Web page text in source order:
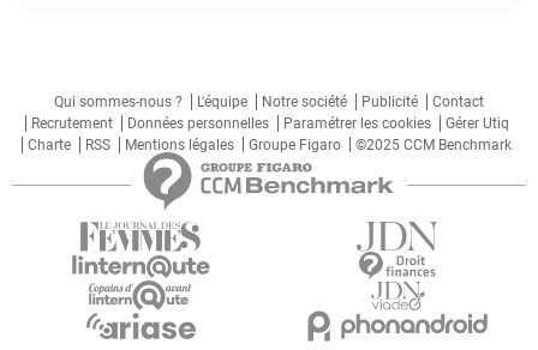
Qui sommes-nous ? L'équipe Notre société Publicité
Contact
Recrutement
Données personnelles Paramétrer les cookies
Gérer Utiq
Charte
RSS Mentions légales Groupe Figaro ©2025 CCM Benchmark